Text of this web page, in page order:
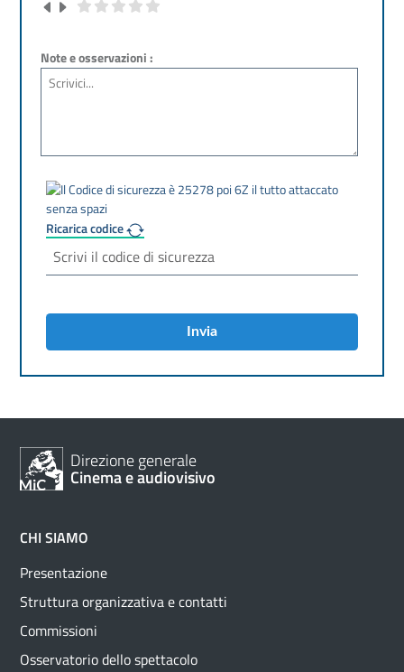
Note e osservazioni :
Ricarica codice
Invia
Direzione generale
Cinema e audiovisivo
CHI SIAMO
Presentazione
Struttura organizzativa e contatti
Commissioni
Osservatorio dello spettacolo